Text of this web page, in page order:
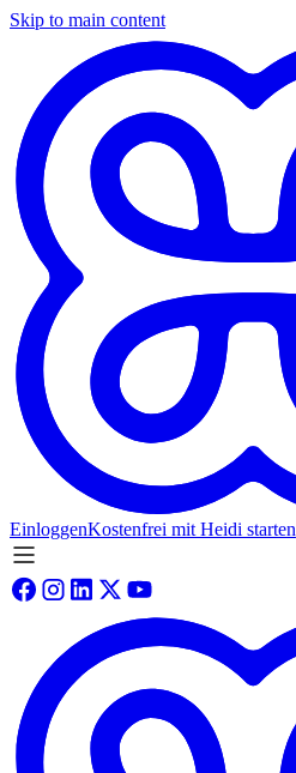
Skip to main content
EinloggenKostenfrei mit Heidi starten